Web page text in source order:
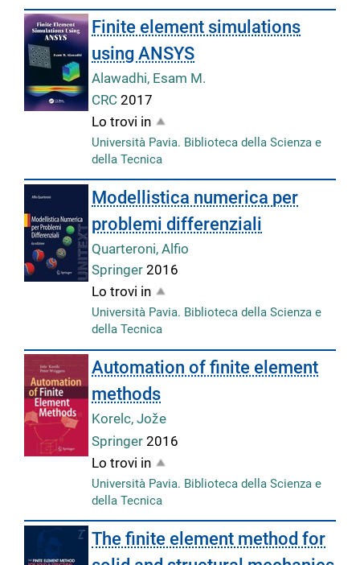
Finite element simulations
using ANSYS
Alawadhi, Esam M.
CRC2017
Lo trovi in
Università Pavia. Biblioteca della Scienza e
della Tecnica
Modellistica numerica per
problemi differenziali
Quarteroni, Alfio
Springer2016
Lo trovi in
Università Pavia. Biblioteca della Scienza e
della Tecnica
Automation of finite element
methods
Korelc, Jože
Springer2016
Lo trovi in
Università Pavia. Biblioteca della Scienza e
della Tecnica
The finite element method for